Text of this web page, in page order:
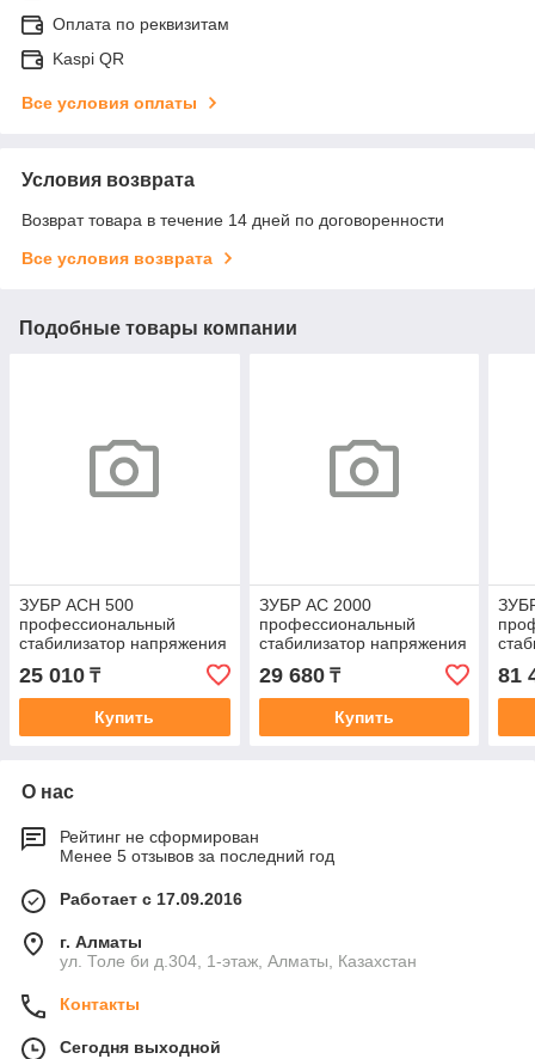
Оплата по реквизитам
Kaspi QR
Все условия оплаты
Условия возврата
Возврат товара в течение 14 дней по договоренности
Все условия возврата
Подобные товары компании
ЗУБР АСН 500
профессиональный
стабилизатор напряжения
навесной 500 ВА, 140-260
В, 8%
25 010 ₸
Купить
ЗУБР АС 2000
профессиональный
стабилизатор напряжения
29 680₸
Купить
260
81
О нас
Рейтинг не сформирован
Менее 5 отзывов за последний год
Работает с 17.09.2016
г. Алматы
ул. Толе би д.304, 1-этаж, Алматы, Казахстан
Контакты
Сегодня выходной